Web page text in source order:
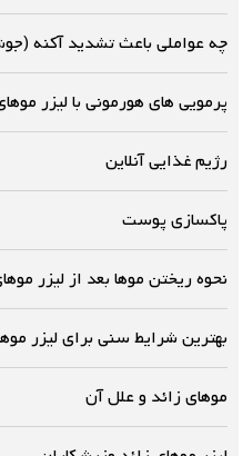
چه عواملی باعث تشدید آکنه
پرمویی های هورمونی با لیزر
رژیم غذایی آنلاین
پاکسازی پوست
نحوه ریختن موها بعد از لیزر
بهترین شرایط سنی برای لیزر
موهاى زائد و علل آن